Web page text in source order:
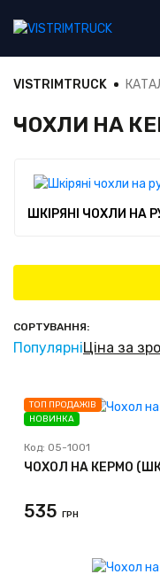
VISTRIMTRUCK
ЧОХЛИ НА
ШКІРЯНІ ЧОХЛИ НА
СОРТУВАННЯ:
ПопулярніЦіна за
ТОП ПРОДАЖІВ
НОВИНКА
Код: 05-1001
ЧОХОЛ НА КЕРМО
535 ГРН